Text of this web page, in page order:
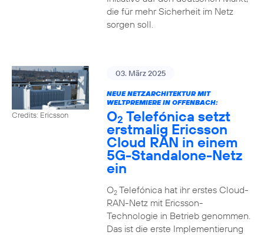
die für mehr Sicherheit im Netz
sorgen soll.
Credits: Ericsson
03. März 2025
NEUE NETZARCHITEKTUR MIT
WELTPREMIERE IN OFFENBACH:
O2 Telefónica setzt
erstmalig Ericsson
Cloud RAN in einem
5G-Standalone-Netz
ein
O2Telefónica hat ihr erstes Cloud-
RAN-Netz mit Ericsson-
Technologie in Betrieb genommen.
Das ist die erste Implementierung